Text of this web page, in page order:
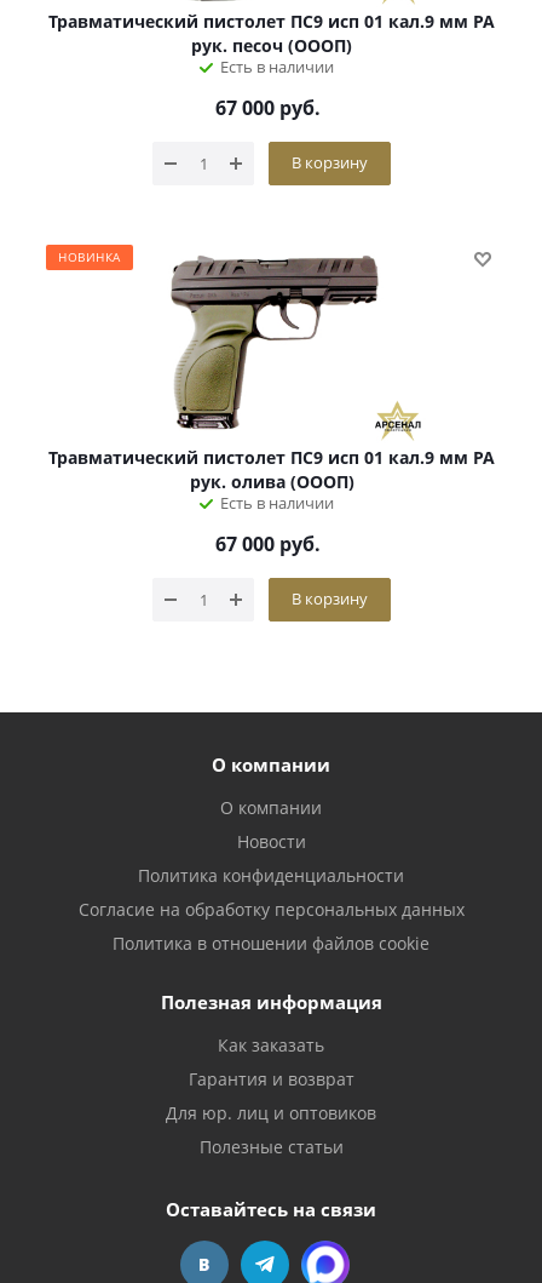
Травматический пистолет ПС9 исп 01 кал.9 мм РА
рук. песоч (ОООП)
Есть в наличии
67 000руб.
В корзину
НОВИНКА
Травматический пистолет ПС9 исп 01 кал.9 мм РА
рук. олива (ОООП)
Есть в наличии
67 000руб.
В корзину
О компании
О компании
Новости
Политика конфиденциальности
Согласие на обработку персональных данных
Политика в отношении файлов cookie
Полезная информация
Как заказать
Гарантия и возврат
Для юр. лиц и оптовиков
Полезные статьи
Оставайтесь на связи